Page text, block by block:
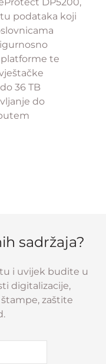
podataka koji
te
36 TB
do
sadržaja?
i uvijek budite u
digitalizacije,
zaštite